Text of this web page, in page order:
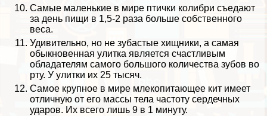
Самые маленькие в мире птички колибри съедают
за день пищи в 1,5-2 раза больше собственного
веса.
Удивительно, но не зубастые хищники, а самая
обыкновенная улитка является счастливым
обладателям самого большого количества зубов во
рту. У улитки их 25 тысяч.
Самое крупное в мире млекопитающее кит имеет
отличную от его массы тела частоту сердечных
ударов. Их всего лишь 9 в 1 минуту.